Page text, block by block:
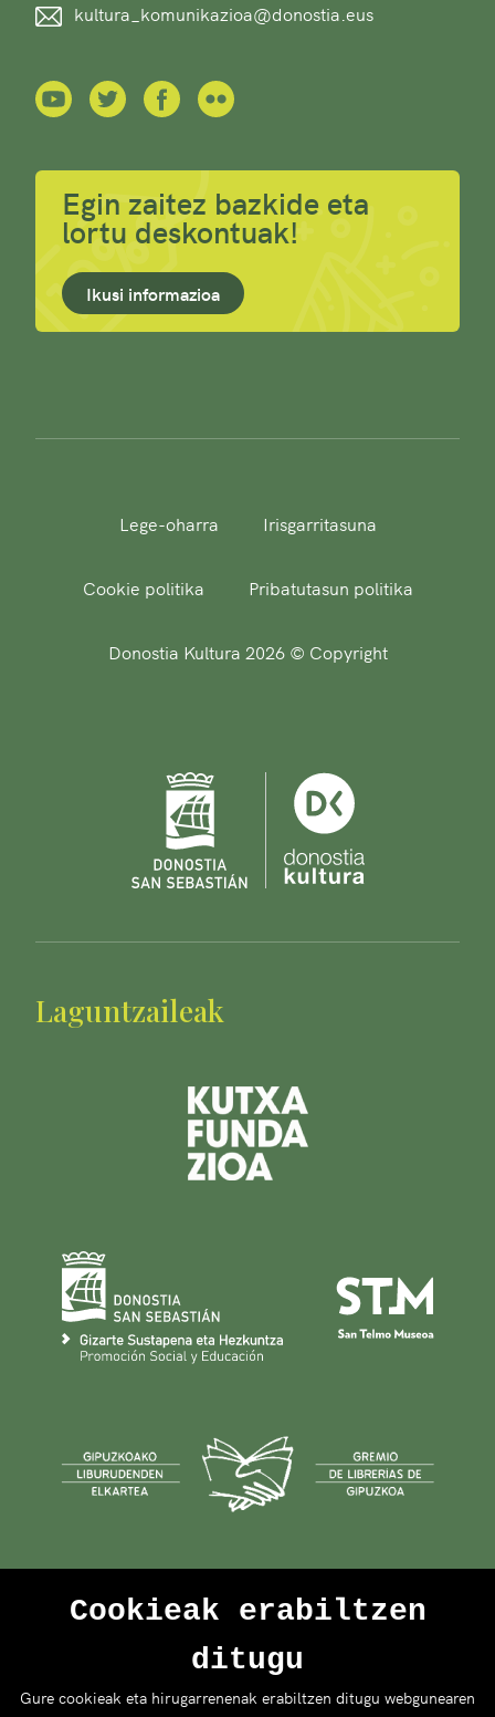
kultura_komunikazioa@donostia.eus
Egin zaitez bazkide eta
lortu deskontuak!
Ikusi informazioa
Lege-oharra Irisgarritasuna
Cookie politika Pribatutasun politika
Donostia Kultura 2026 © Copyright
Laguntzaileak
Cookieak erabiltzen
ditugu
Gure cookieak eta hirugarrenenak erabiltzen ditugu webgunearen